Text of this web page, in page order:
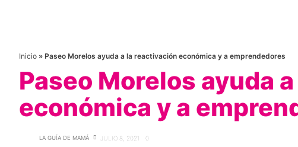
Inicio » Paseo Morelos ayuda a la reactivación económica y a emprendedores
Paseo Morelos ayuda
económica y a
LA GUÍA DE MAMÁ JULIO 8, 2021 0